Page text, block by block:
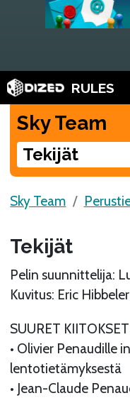
RULES
Sky Team
Tekijät
Sky Team
Tekijät
Pelin suunnittelija:
Kuvitus: Eric
SUURET
• Olivier Penaudille
lentotietämyksestä
• Jean-Claude